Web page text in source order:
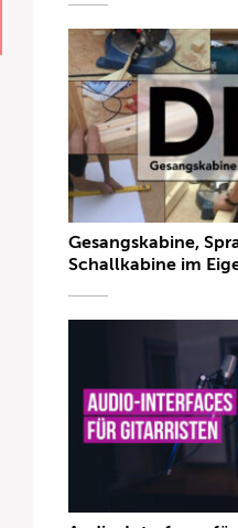
Gesangskabine,
Schallkabine im